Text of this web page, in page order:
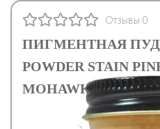
ПИГМЕНТНАЯ
POWDER STAIN
MOHAWK
Отзывы 0